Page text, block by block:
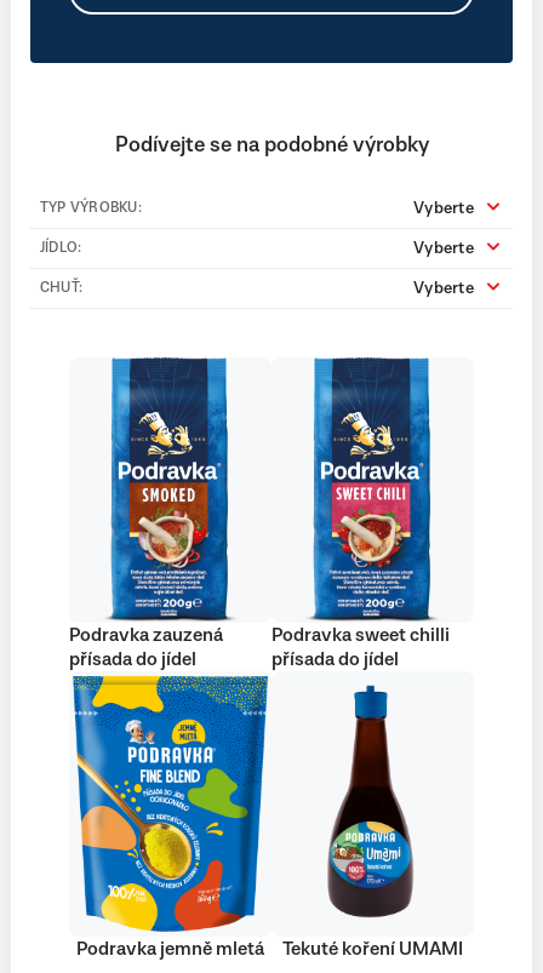
Podívejte se na podobné výrobky
TYP VÝROBKU: Vyberte
JÍDLO: Vyberte
CHUŤ: Vyberte
Podravka zauzená
přísada do jídel
Podravka sweet chilli
přísada do jídel
Podravka jemně mletá Tekuté koření UMAMI